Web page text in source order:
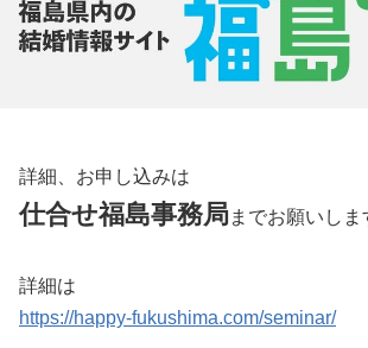
詳細、お申し込みは
仕合せ福島事務局までお願いしま
詳細は
https://happy-fukushima.com/seminar/